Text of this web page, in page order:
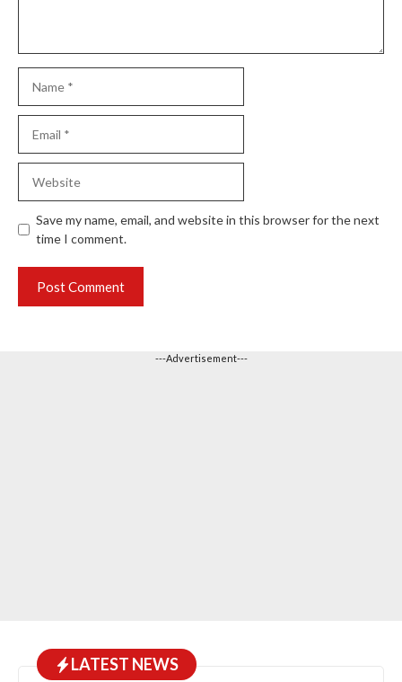
Save my name, email, and website in this browser for the next
time I comment.
---Advertisement---
LATEST NEWS